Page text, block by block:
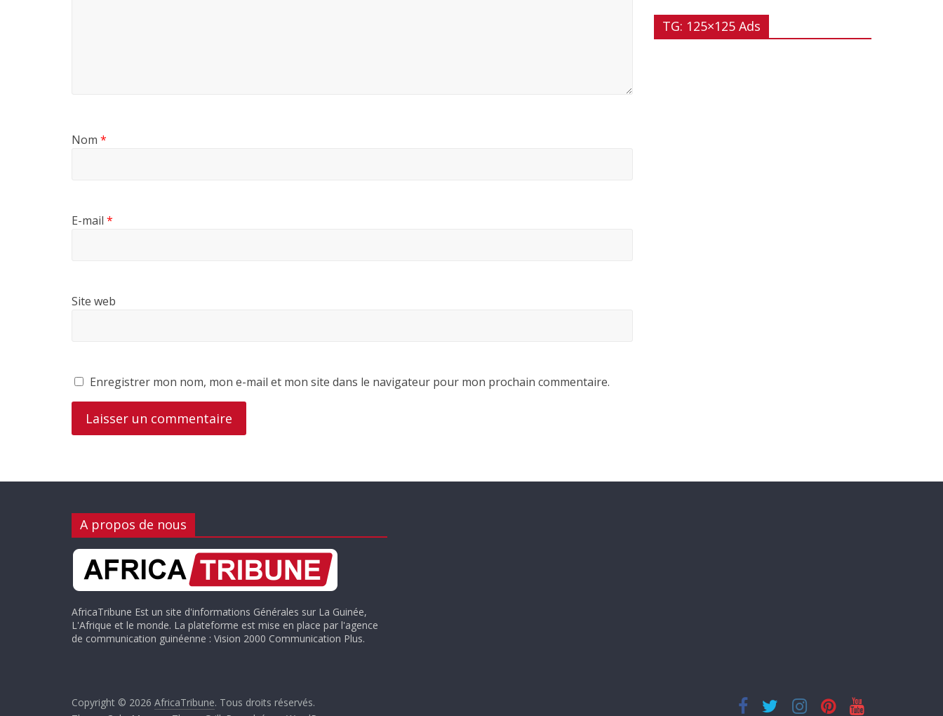
Nom *
E-mail *
Site web
Enregistrer mon nom, mon e-mail et mon site dans le navigateur pour mon prochain commentaire.
TG: 125×125 Ads
A propos de nous
AfricaTribune Est un site d'informations Générales sur La Guinée,
L'Afrique et le monde. La plateforme est mise en place par l'agence
de communication guinéenne : Vision 2000 Communication Plus.
Copyright © 2026 AfricaTribune. Tous droits réservés.